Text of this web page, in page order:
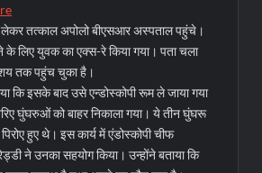
लेकर तत्काल अपोलो बीएसआर अस्पताल पहुंचे।
लिए युवक का एक्स-रे किया गया। पता चला
तक पहुंच चुका है।
कि इसके बाद उसे एन्डोस्कोपी रूम ले जाया गया
घुंघरुओं को बाहर निकाला गया। ये तीन घुंघरू
हुए थे। इस कार्य में एंडोस्कोपी चीफ
ने उनका सहयोग किया। उन्होंने बताया कि